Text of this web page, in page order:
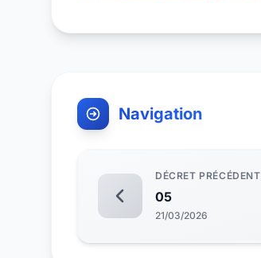
Navigation
DÉCRET PRÉCÉDENT
05
21/03/2026